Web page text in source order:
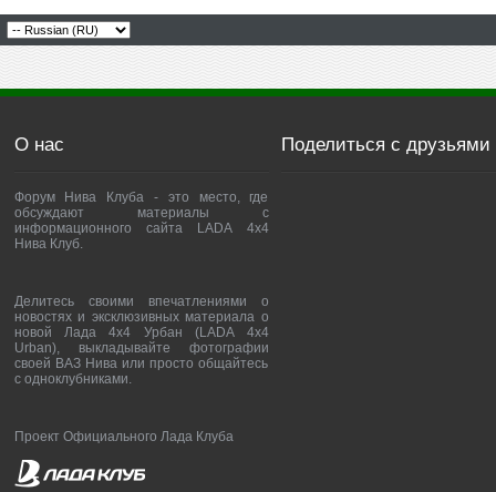
О нас
Форум Нива Клуба - это место, где
обсуждают материалы с
информационного сайта LADA 4x4
Нива Клуб.
Делитесь своими впечатлениями о
новостях и эксклюзивных материала о
новой Лада 4х4 Урбан (LADA 4x4
Urban), выкладывайте фотографии
своей ВАЗ Нива или просто общайтесь
с одноклубниками.
Проект Официального Лада Клуба
Поделиться с друзьями